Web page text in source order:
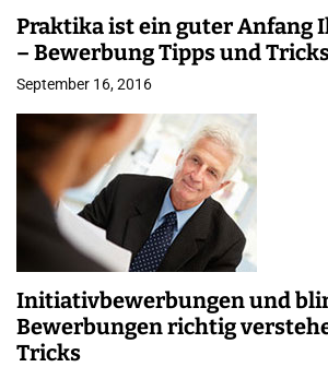
Praktika ist ein guter Anfang
– Bewerbung Tipps und
September 16, 2016
Initiativbewerbungen und
Bewerbungen richtig
Tricks